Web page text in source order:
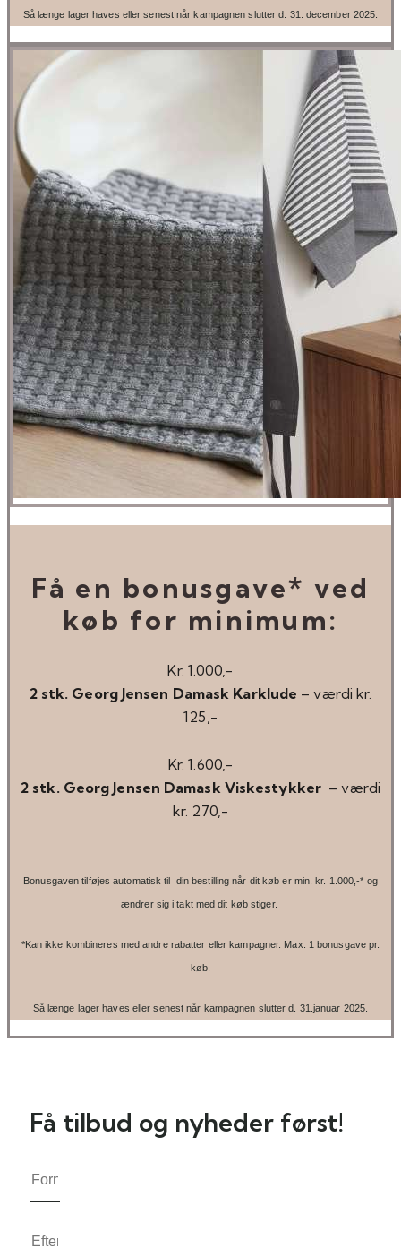
Så længe lager haves eller senest når kampagnen slutter d. 31. december 2025.
Få en bonusgave* ved
køb for minimum:
Kr. 1.000,-
2 stk. Georg Jensen Damask Karklude – værdi kr.
125,-
Kr. 1.600,-
2 stk. Georg Jensen Damask Viskestykker – værdi
kr. 270,-
Bonusgaven tilføjes automatisk til din bestilling når dit køb er min. kr. 1.000,-* og
ændrer sig i takt med dit køb stiger.
*Kan ikke kombineres med andre rabatter eller kampagner. Max. 1 bonusgave pr.
køb.
Så længe lager haves eller senest når kampagnen slutter d. 31.januar 2025.
Få tilbud og nyheder først!